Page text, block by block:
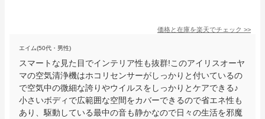
価格と在庫を楽天でチェック >>
エイム(50代・男性)
スマートな見た目でインテリア性も抜群!このアイリスオーヤ
マの空気清浄機はホコリセンサーがしっかりと付いているの
で空気中の微細な誇りやウイルスをしっかりとケアできる♪
小さいボディで広範囲な空間をカバーできるので省エネ性も
あり、駆動している最中の音も静かなので日々の生活を邪魔